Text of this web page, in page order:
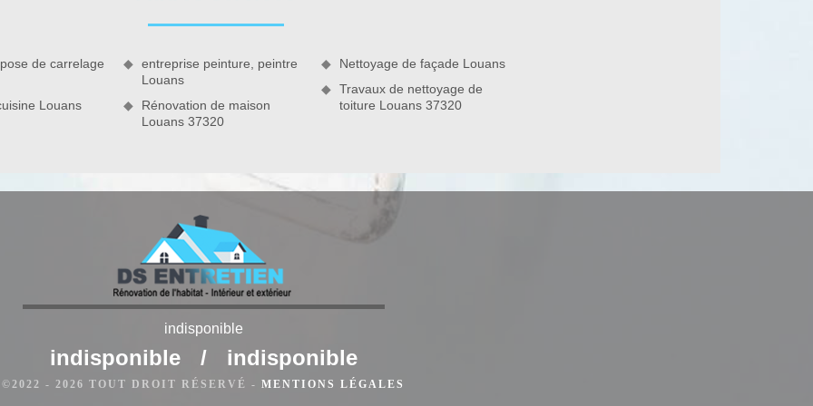
? Avez-vous besoin de réaliser un remplacement des plus
de carrelage Louans, notre équipe s’occupe de
nous permet de vous offrir des travaux de qualité avec
de carrelage
Louans
entreprise peinture, peintre
Louans
Rénovation de maison
Louans 37320
Nettoyage de façade Louans
Travaux de nettoyage de
toiture Louans 37320
indisponible
indisponible / indisponible
©2022 - 2026 TOUT DROIT RÉSERVÉ - MENTIONS LÉGALES